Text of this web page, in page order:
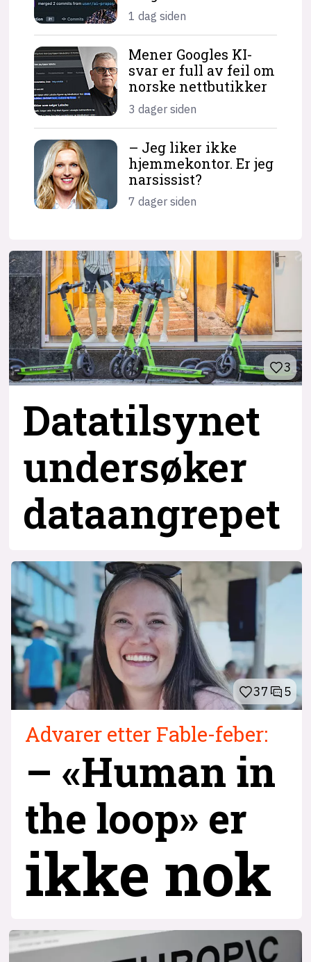
1 dag siden
Mener Googles KI-
svar er full av feil om
norske nettbutikker
3 dager siden
– Jeg liker ikke
hjemme­kontor. Er jeg
narsissist?
7 dager siden
3
Datatilsynet
undersøker
dataangrepet
37 5
Advarer etter Fable-feber:
– «Human in
the loop» er
ikke nok